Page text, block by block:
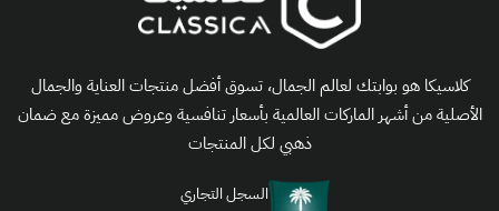
كلاسيكا هو بوابتك لعالم الجمال، تسوق أفضل منتجات العناية والجمال
الأصلية من أشهر الماركات العالمية بأسعار تنافسية وعروض مميزة مع ضمان
ذهبي لكل المنتجات
السجل التجاري